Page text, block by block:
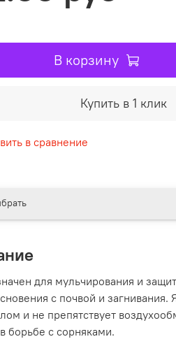
В корзину
Купить в 1 клик
в сравнение
для мульчирования и
с почвой и
и не препятствует
борьбе с сорняками.